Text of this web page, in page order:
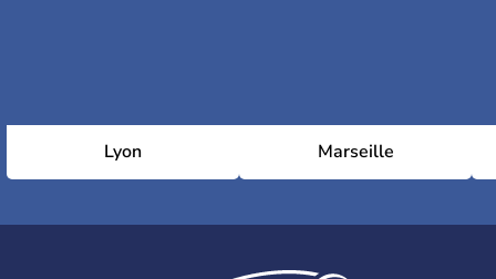
Lyon Marseille